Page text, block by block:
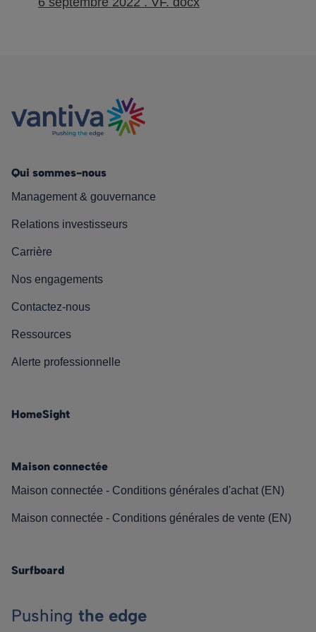
Qui sommes-nous
Management & gouvernance
Relations investisseurs
Carrière
Nos engagements
Contactez-nous
Ressources
Alerte professionnelle
HomeSight
Maison connectée
Maison connectée - Conditions générales d'achat (EN)
Maison connectée - Conditions générales de vente (EN)
Surfboard
Pushing the edge